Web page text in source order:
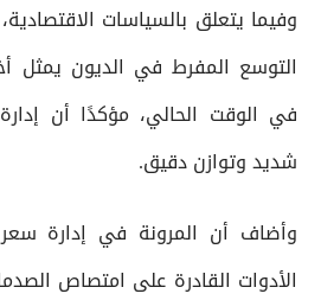
وفيما يتعلق بالسياسات
التوسع المفرط في الديون يمثل
في الوقت الحالي، مؤكدًا أن
شديد وتوازن دقيق.
وأضاف أن المرونة في إدارة
الأدوات القادرة على امتصاص